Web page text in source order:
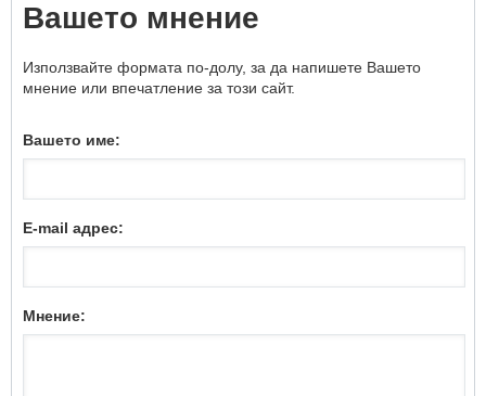
Вашето мнение
Използвайте формата по-долу, за да напишете Вашето
мнение или впечатление за този сайт.
Вашето име:
E-mail адрес:
Мнение: